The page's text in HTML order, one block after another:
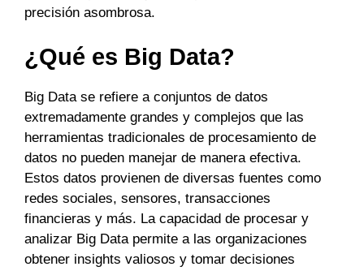
precisión asombrosa.
¿Qué es Big Data?
Big Data se refiere a conjuntos de datos
extremadamente grandes y complejos que las
herramientas tradicionales de procesamiento de
datos no pueden manejar de manera efectiva.
Estos datos provienen de diversas fuentes como
redes sociales, sensores, transacciones
financieras y más. La capacidad de procesar y
analizar Big Data permite a las organizaciones
obtener insights valiosos y tomar decisiones